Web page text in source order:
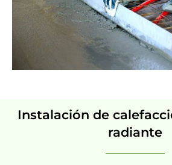
Instalación de
radiante